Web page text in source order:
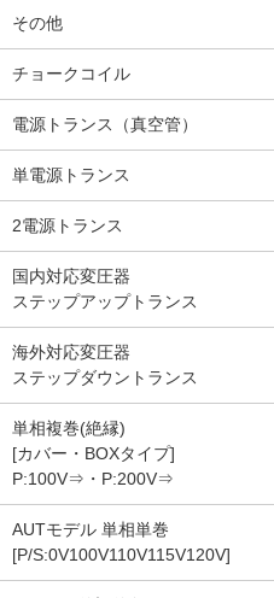
その他
チョークコイル
電源トランス（真空管）
単電源トランス
2電源トランス
国内対応変圧器
ステップアップトランス
海外対応変圧器
ステップダウントランス
単相複巻(絶縁)
[カバー・BOXタイプ]
P:100V⇒・P:200V⇒
AUTモデル 単相単巻
[P/S:0V100V110V115V120V]